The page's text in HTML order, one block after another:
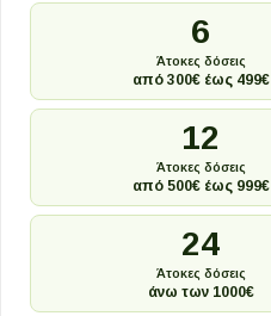
6
Άτοκες δόσεις
από 300€ έως 499€
12
Άτοκες δόσεις
από 500€ έως 999€
24
Άτοκες δόσεις
άνω των 1000€